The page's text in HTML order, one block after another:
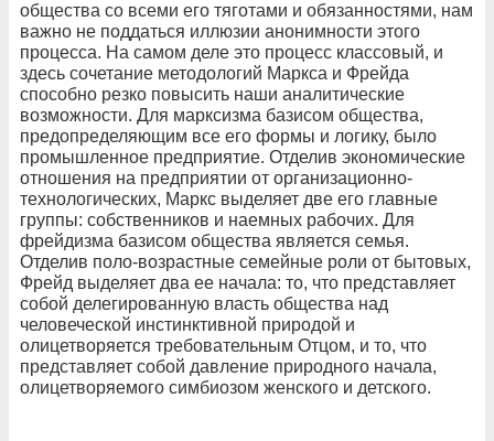
общества со всеми его тяготами и обязанностями, нам
важно не поддаться иллюзии анонимности этого
процесса. На самом деле это процесс классовый, и
здесь сочетание методологий Маркса и Фрейда
способно резко повысить наши аналитические
возможности. Для марксизма базисом общества,
предопределяющим все его формы и логику, было
промышленное предприятие. Отделив экономические
отношения на предприятии от организационно-
технологических, Маркс выделяет две его главные
группы: собственников и наемных рабочих. Для
фрейдизма базисом общества является семья.
Отделив поло-возрастные семейные роли от бытовых,
Фрейд выделяет два ее начала: то, что представляет
собой делегированную власть общества над
человеческой инстинктивной природой и
олицетворяется требовательным Отцом, и то, что
представляет собой давление природного начала,
олицетворяемого симбиозом женского и детского.